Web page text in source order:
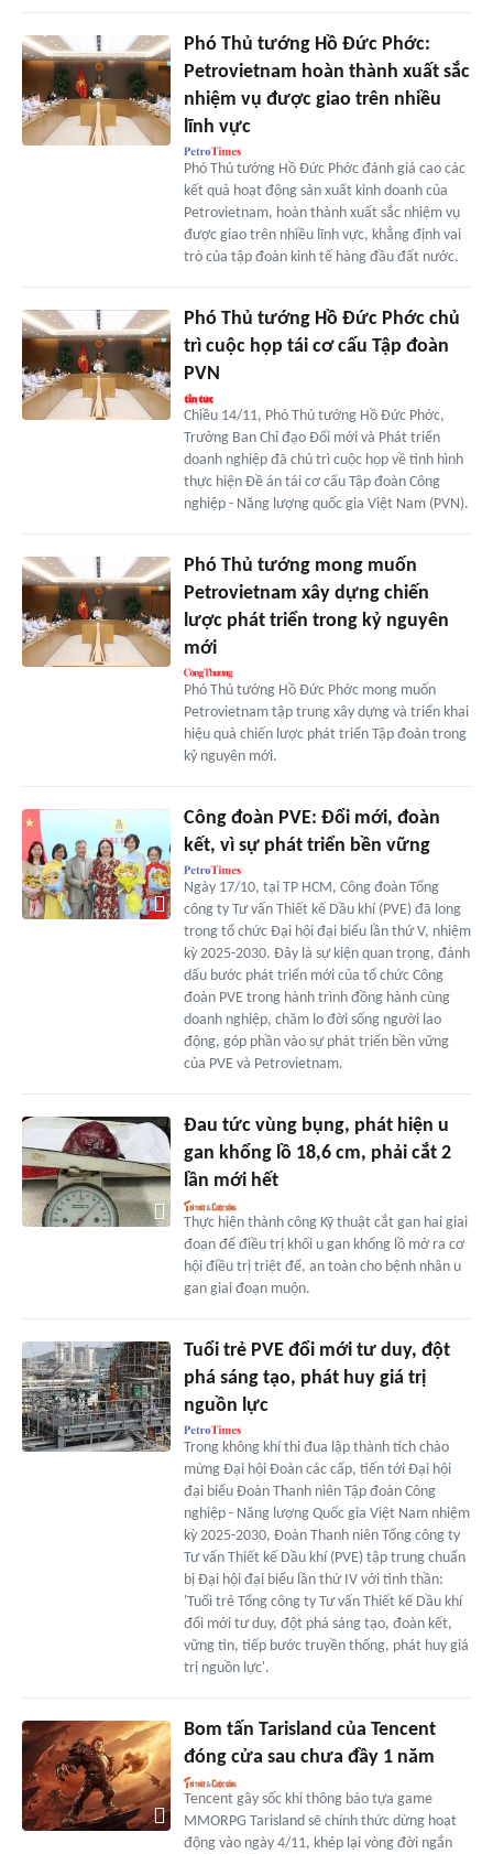
Phó Thủ tướng Hồ Đức Phớc:
Petrovietnam hoàn thành xuất sắc
nhiệm vụ được giao trên nhiều
lĩnh vực
Phó Thủ tướng Hồ Đức Phớc đánh giá cao các
kết quả hoạt động sản xuất kinh doanh của
Petrovietnam, hoàn thành xuất sắc nhiệm vụ
được giao trên nhiều lĩnh vực, khẳng định vai
trò của tập đoàn kinh tế hàng đầu đất nước.
Phó Thủ tướng Hồ Đức Phớc chủ
trì cuộc họp tái cơ cấu Tập đoàn
PVN
Chiều 14/11, Phó Thủ tướng Hồ Đức Phớc,
Trưởng Ban Chỉ đạo Đổi mới và Phát triển
doanh nghiệp đã chủ trì cuộc họp về tình hình
thực hiện Đề án tái cơ cấu Tập đoàn Công
nghiệp - Năng lượng quốc gia Việt Nam (PVN).
Phó Thủ tướng mong muốn
Petrovietnam xây dựng chiến
lược phát triển trong kỷ nguyên
mới
Phó Thủ tướng Hồ Đức Phớc mong muốn
Petrovietnam tập trung xây dựng và triển khai
hiệu quả chiến lược phát triển Tập đoàn trong
kỷ nguyên mới.
Công đoàn PVE: Đổi mới, đoàn
kết, vì sự phát triển bền vững
Ngày 17/10, tại TP HCM, Công đoàn Tổng
công ty Tư vấn Thiết kế Dầu khí (PVE) đã long
trọng tổ chức Đại hội đại biểu lần thứ V, nhiệm
kỳ 2025-2030. Đây là sự kiện quan trọng, đánh
dấu bước phát triển mới của tổ chức Công
đoàn PVE trong hành trình đồng hành cùng
doanh nghiệp, chăm lo đời sống người lao
động, góp phần vào sự phát triển bền vững
của PVE và Petrovietnam.
Đau tức vùng bụng, phát hiện u
gan khổng lồ 18,6 cm, phải cắt 2
lần mới hết
Thực hiện thành công Kỹ thuật cắt gan hai giai
đoạn để điều trị khối u gan khổng lồ mở ra cơ
hội điều trị triệt để, an toàn cho bệnh nhân u
gan giai đoạn muộn.
Tuổi trẻ PVE đổi mới tư duy, đột
phá sáng tạo, phát huy giá trị
nguồn lực
Trong không khí thi đua lập thành tích chào
mừng Đại hội Đoàn các cấp, tiến tới Đại hội
đại biểu Đoàn Thanh niên Tập đoàn Công
nghiệp - Năng lượng Quốc gia Việt Nam nhiệm
kỳ 2025-2030, Đoàn Thanh niên Tổng công ty
Tư vấn Thiết kế Dầu khí (PVE) tập trung chuẩn
bị Đại hội đại biểu lần thứ IV với tinh thần:
'Tuổi trẻ Tổng công ty Tư vấn Thiết kế Dầu khí
đổi mới tư duy, đột phá sáng tạo, đoàn kết,
vững tin, tiếp bước truyền thống, phát huy giá
trị nguồn lực'.
Bom tấn Tarisland của Tencent
đóng cửa sau chưa đầy 1 năm
Tencent gây sốc khi thông báo tựa game
MMORPG Tarisland sẽ chính thức dừng hoạt
động vào ngày 4/11, khép lại vòng đời ngắn